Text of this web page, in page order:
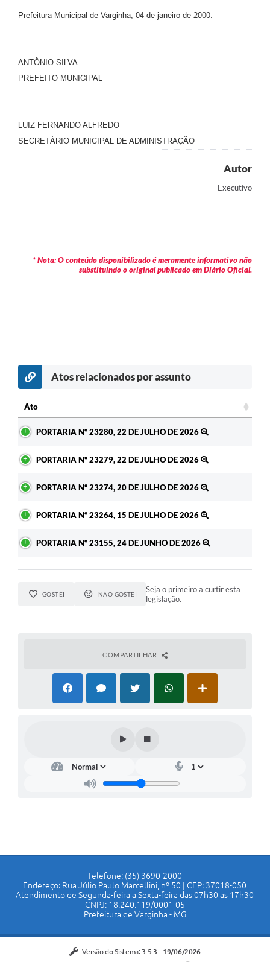
Prefeitura Municipal de Varginha, 04 de janeiro de 2000.
ANTÔNIO SILVA
PREFEITO MUNICIPAL
LUIZ FERNANDO ALFREDO
SECRETÁRIO MUNICIPAL DE ADMINISTRAÇÃO
Autor
Executivo
* Nota: O conteúdo disponibilizado é meramente informativo não
substituindo o original publicado em Diário Oficial.
Atos relacionados por assunto
Ato
PORTARIA Nº 23280, 22 DE JULHO DE 2026
PORTARIA Nº 23279, 22 DE JULHO DE 2026
PORTARIA Nº 23274, 20 DE JULHO DE 2026
PORTARIA Nº 23264, 15 DE JULHO DE 2026
PORTARIA Nº 23155, 24 DE JUNHO DE 2026
GOSTEI NÃO GOSTEI
Seja o primeiro a curtir esta
legislação.
COMPARTILHAR
Telefone: (35) 3690-2000
Endereço: Rua Júlio Paulo Marcellini, nº 50 | CEP: 37018-050
Atendimento de Segunda-feira a Sexta-feira das 07h30 as 17h30
CNPJ: 18.240.119/0001-05
Prefeitura de Varginha - MG
Versão do Sistema: 3.5.3 - 19/06/2026